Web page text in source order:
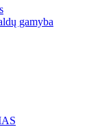
gamyba